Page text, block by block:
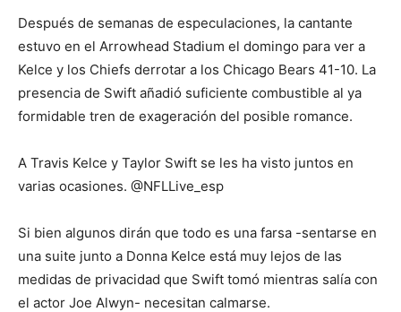
Después de semanas de especulaciones, la cantante
estuvo en el Arrowhead Stadium el domingo para ver a
Kelce y los Chiefs derrotar a los Chicago Bears 41-10. La
presencia de Swift añadió suficiente combustible al ya
formidable tren de exageración del posible romance.
A Travis Kelce y Taylor Swift se les ha visto juntos en
varias ocasiones. @NFLLive_esp
Si bien algunos dirán que todo es una farsa -sentarse en
una suite junto a Donna Kelce está muy lejos de las
medidas de privacidad que Swift tomó mientras salía con
el actor Joe Alwyn- necesitan calmarse.